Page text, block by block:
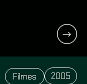
Filmes 2005